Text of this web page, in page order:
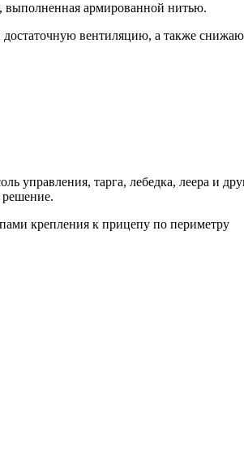
выполненная армированной нитью.
вентиляцию, а также
управления, тарга, лебедка, леера и
решение.
крепления к прицепу по периметру